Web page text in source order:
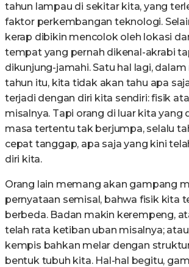
tahun lampau di sekitar kita, yang
faktor perkembangan teknologi.
kerap dibikin mencolok oleh lokasi
tempat yang pernah dikenal-akrabi
dikunjung-jamahi. Satu hal lagi,
tahun itu, kita tidak akan tahu apa
terjadi dengan diri kita sendiri: fisik
misalnya. Tapi orang di luar kita yang
masa tertentu tak berjumpa, selalu
cepat tanggap, apa saja yang kini
diri kita.
Orang lain memang akan gampang
pernyataan semisal, bahwa fisik kita
berbeda. Badan makin kerempeng,
telah rata ketiban uban misalnya;
kempis bahkan melar dengan
bentuk tubuh kita. Hal-hal begitu,